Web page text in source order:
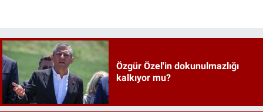
Özgür Özel'in dokunulmazlığı
kalkıyor mu?